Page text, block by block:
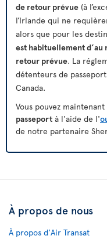
de retour prévue (à
l’Irlande qui ne
alors que pour les
est habituellement d’au
retour prévue. La
détenteurs de
Canada.
Vous pouvez maintenant
passeport à l'aide de l'
de notre partenaire
À propos de nous
À propos d'Air Transat